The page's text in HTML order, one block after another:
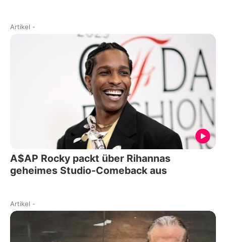
Artikel -
A$AP Rocky packt über Rihannas
geheimes Studio-Comeback aus
Artikel -